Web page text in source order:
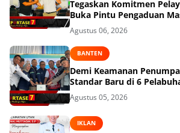
Tegaskan Komitmen
Buka Pintu Pengaduan
Agustus 06, 2026
BANTEN
Demi Keamanan
Standar Baru di 6
Agustus 05, 2026
IKLAN